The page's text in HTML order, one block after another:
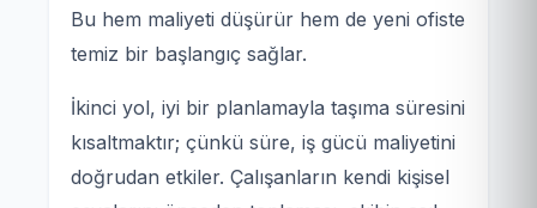
Bu hem maliyeti düşürür hem de yeni ofiste
temiz bir başlangıç sağlar.
İkinci yol, iyi bir planlamayla taşıma süresini
kısaltmaktır; çünkü süre, iş gücü maliyetini
doğrudan etkiler. Çalışanların kendi kişisel